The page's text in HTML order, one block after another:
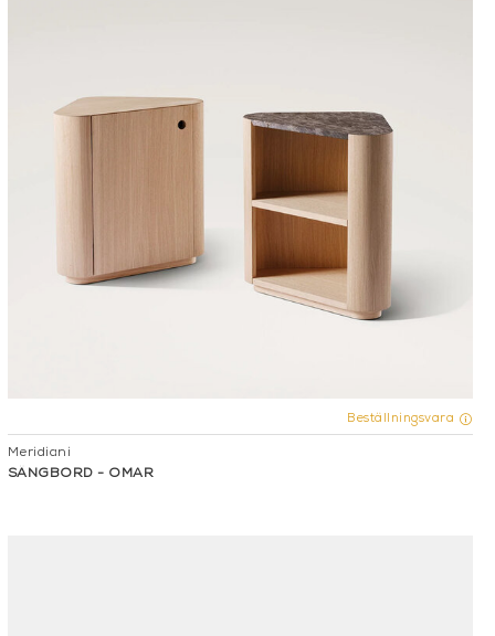
Beställningsvara
Meridiani
SÄNGBORD - OMAR